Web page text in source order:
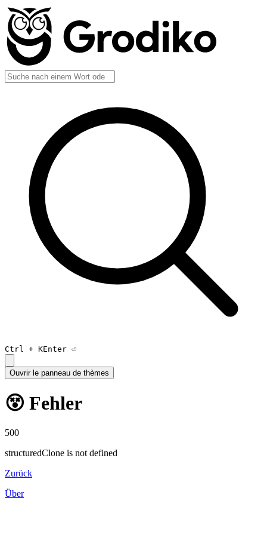
Ctrl + KEnter ⏎
Ouvrir le panneau de thèmes
😵 Fehler
500
structuredClone is not defined
Zurück
Über